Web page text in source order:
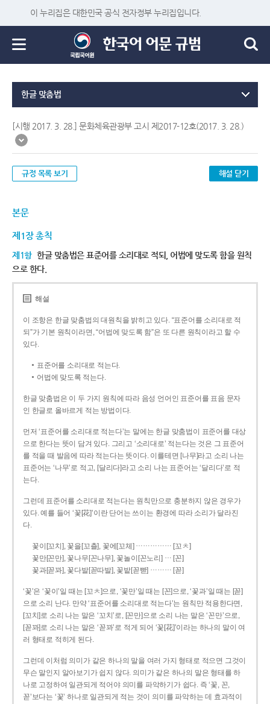
이 누리집은 대한민국 공식 전자정부 누리집입니다.
한글 맞춤법
[시행 2017. 3. 28.] 문화체육관광부 고시 제2017-12호(2017. 3. 28.)
규정 목록 보기 해설 닫기
본문
제1장 총칙
제1항 한글 맞춤법은 표준어를 소리대로 적되, 어법에 맞도록 함을 원칙
으로 한다.
해설
이 조항은 한글 맞춤법의 대원칙을 밝히고 있다. “표준어를 소리대로 적
되”가 기본 원칙이라면, “어법에 맞도록 함”은 또 다른 원칙이라고 할 수
있다.
표준어를 소리대로 적는다.
어법에 맞도록 적는다.
한글 맞춤법은 이 두 가지 원칙에 따라 음성 언어인 표준어를 표음 문자
인 한글로 올바르게 적는 방법이다.
먼저 ‘표준어를 소리대로 적는다’는 말에는 한글 맞춤법이 표준어를 대상
으로 한다는 뜻이 담겨 있다. 그리고 ‘소리대로’ 적는다는 것은 그 표준어
를 적을 때 발음에 따라 적는다는 뜻이다. 이를테면 [나무]라고 소리 나는
표준어는 ‘나무’로 적고, [달리다]라고 소리 나는 표준어는 ‘달리다’로 적
는다.
그런데 표준어를 소리대로 적는다는 원칙만으로 충분하지 않은 경우가
있다. 예를 들어 ‘꽃[花]’이란 단어는 쓰이는 환경에 따라 소리가 달라진
다.
꽃이[꼬치], 꽃을[꼬츨], 꽃에[꼬체] …………… [꼬ㅊ]
꽃만[꼰만], 꽃나무[꼰나무], 꽃놀이[꼰노리] … [꼰]
꽃과[꼳꽈], 꽃다발[꼳따발], 꽃밭[꼳빧] ……… [꼳]
‘꽃’은 ‘꽃이’일 때는 [꼬ㅊ]으로, ‘꽃만’일 때는 [꼰]으로, ‘꽃과’일 때는 [꼳]
으로 소리 난다. 만약 ‘표준어를 소리대로 적는다’는 원칙만 적용한다면,
[꼬치]로 소리 나는 말은 ‘꼬치’로, [꼰만]으로 소리 나는 말은 ‘꼰만’으로,
[꼳꽈]로 소리 나는 말은 ‘꼳꽈’로 적게 되어 ‘꽃[花]’이라는 하나의 말이 여
러 형태로 적히게 된다.
그런데 이처럼 의미가 같은 하나의 말을 여러 가지 형태로 적으면 그것이
무슨 말인지 알아보기가 쉽지 않다. 의미가 같은 하나의 말은 형태를 하
나로 고정하여 일관되게 적어야 의미를 파악하기가 쉽다. 즉 ‘꽃, 꼰,
꼳’보다는 ‘꽃’ 하나로 일관되게 적는 것이 의미를 파악하는 데 효과적이